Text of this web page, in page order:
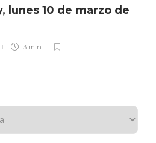
lunes 10 de marzo de
3 min